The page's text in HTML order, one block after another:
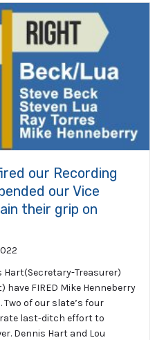
our Recording
our Vice
their grip on
Hart(Secretary-Treasurer)
have FIRED Mike Henneberry
Two of our slate’s four
last-ditch effort to
Dennis Hart and Lou